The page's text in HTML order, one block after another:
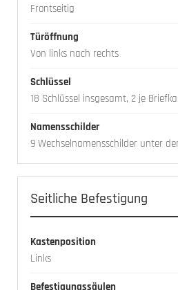
Frontseitig
Türöffnung
Von links nach rechts
Schlüssel
18 Schlüssel insgesamt, 2 je
Namensschilder
9 Wechselnamensschilder unter
Seitliche Befestigung
Kastenposition
Links
Befestigungssäulen